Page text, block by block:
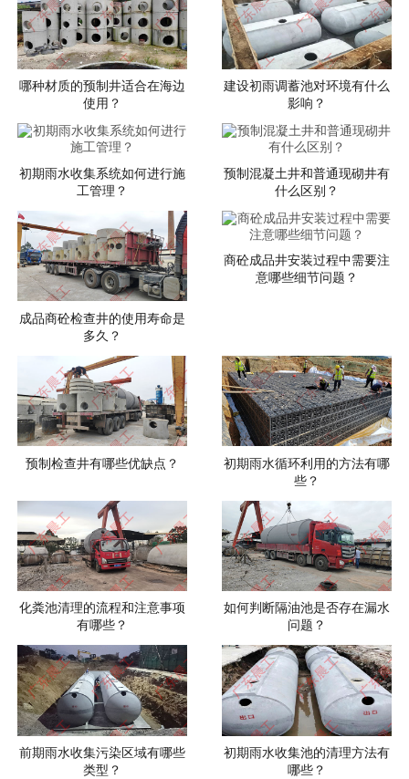
哪种材质的预制井适合在海边
使用？
建设初雨调蓄池对环境有什么
影响？
初期雨水收集系统如何进行施
工管理？
预制混凝土井和普通现砌井有
什么区别？
成品商砼检查井的使用寿命是
多久？
商砼成品井安装过程中需要注
意哪些细节问题？
预制检查井有哪些优缺点？
初期雨水循环利用的方法有哪
些？
化粪池清理的流程和注意事项
有哪些？
如何判断隔油池是否存在漏水
问题？
前期雨水收集污染区域有哪些
类型？
初期雨水收集池的清理方法有
哪些？